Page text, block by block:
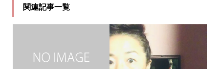
関連記事一覧